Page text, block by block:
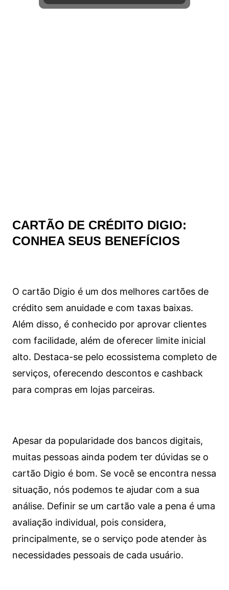
CARTÃO DE CRÉDITO DIGIO:
CONHEA SEUS BENEFÍCIOS
O cartão Digio é um dos melhores cartões de
crédito sem anuidade e com taxas baixas.
Além disso, é conhecido por aprovar clientes
com facilidade, além de oferecer limite inicial
alto. Destaca-se pelo ecossistema completo de
serviços, oferecendo descontos e cashback
para compras em lojas parceiras.
Apesar da popularidade dos bancos digitais,
muitas pessoas ainda podem ter dúvidas se o
cartão Digio é bom. Se você se encontra nessa
situação, nós podemos te ajudar com a sua
análise. Definir se um cartão vale a pena é uma
avaliação individual, pois considera,
principalmente, se o serviço pode atender às
necessidades pessoais de cada usuário.